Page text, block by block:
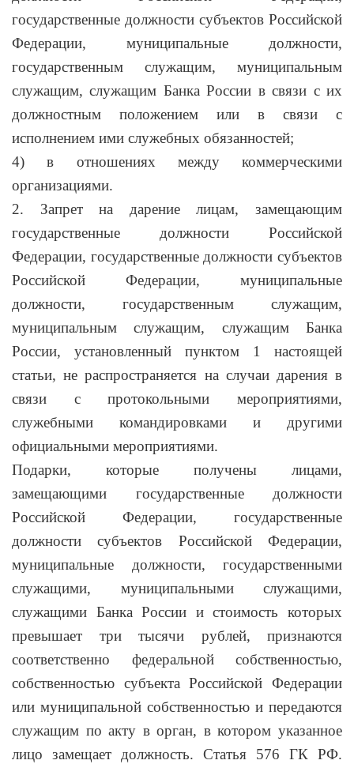
государственные должности субъектов Российской
Федерации, муниципальные должности,
государственным служащим, муниципальным
служащим, служащим Банка России в связи с их
должностным положением или в связи с
исполнением ими служебных обязанностей;
4) в отношениях между коммерческими
организациями.
2. Запрет на дарение лицам, замещающим
государственные должности Российской
Федерации, государственные должности субъектов
Российской Федерации, муниципальные
должности, государственным служащим,
муниципальным служащим, служащим Банка
России, установленный пунктом 1 настоящей
статьи, не распространяется на случаи дарения в
связи с протокольными мероприятиями,
служебными командировками и другими
официальными мероприятиями.
Подарки, которые получены лицами,
замещающими государственные должности
Российской Федерации, государственные
должности субъектов Российской Федерации,
муниципальные должности, государственными
служащими, муниципальными служащими,
служащими Банка России и стоимость которых
превышает три тысячи рублей, признаются
соответственно федеральной собственностью,
собственностью субъекта Российской Федерации
или муниципальной собственностью и передаются
служащим по акту в орган, в котором указанное
лицо замещает должность. Статья 576 ГК РФ.